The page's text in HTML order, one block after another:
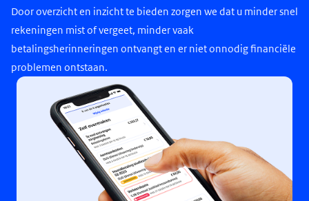
Door overzicht en inzicht te bieden zorgen we dat u minder snel
rekeningen mist of vergeet, minder vaak
betalingsherinneringen ontvangt en er niet onnodig financiële
problemen ontstaan.